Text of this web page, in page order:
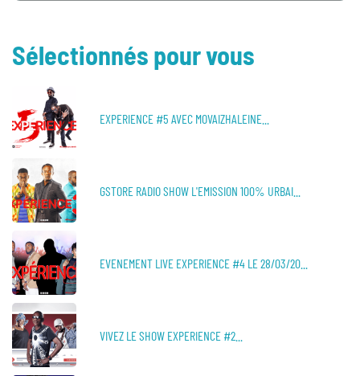
Sélectionnés pour vous
EXPERIENCE #5 AVEC MOVAIZHALEINE...
GSTORE RADIO SHOW L'EMISSION 100% URBAI...
EVENEMENT LIVE EXPERIENCE #4 LE 28/03/20...
VIVEZ LE SHOW EXPERIENCE #2...